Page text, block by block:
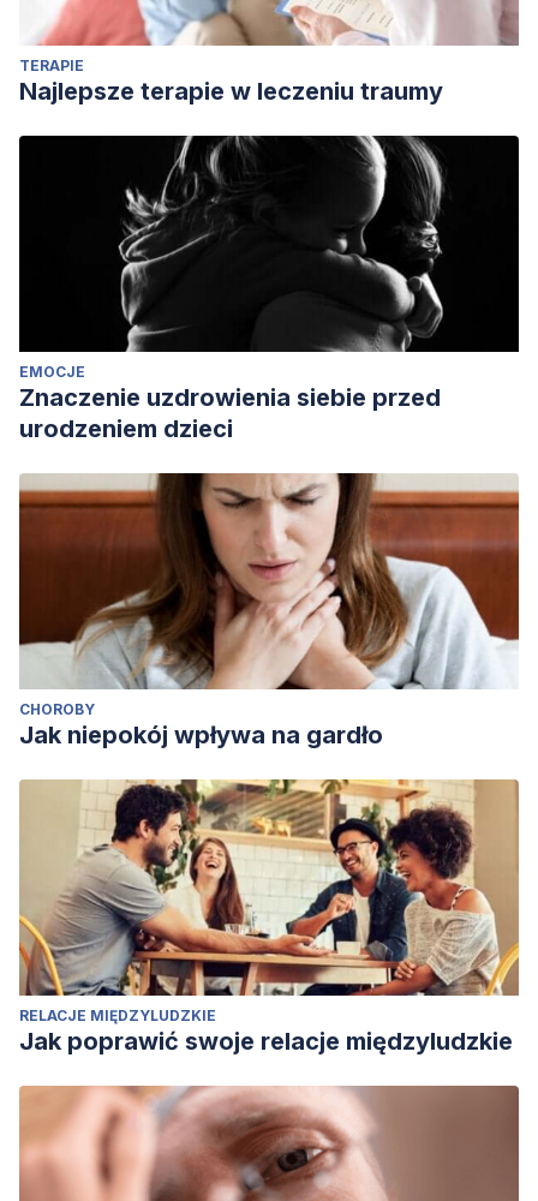
TERAPIE
Najlepsze terapie w leczeniu traumy
EMOCJE
Znaczenie uzdrowienia siebie przed
urodzeniem dzieci
CHOROBY
Jak niepokój wpływa na gardło
RELACJE MIĘDZYLUDZKIE
Jak poprawić swoje relacje międzyludzkie